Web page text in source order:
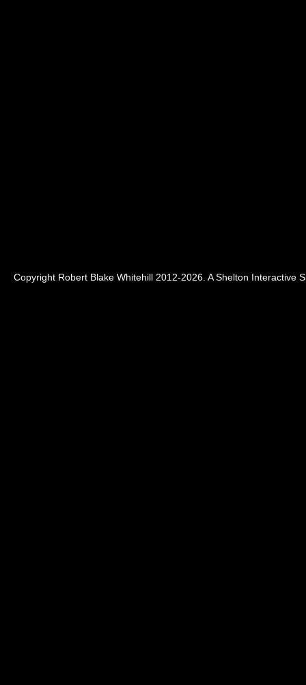
Copyright Robert Blake Whitehill 2012-2026. AShelton Interactive